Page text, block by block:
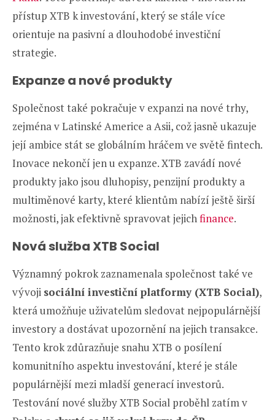
přístup XTB k investování, který se stále více
orientuje na pasivní a dlouhodobé investiční
strategie.
Expanze a nové produkty
Společnost také pokračuje v expanzi na nové trhy,
zejména v Latinské Americe a Asii, což jasně ukazuje
její ambice stát se globálním hráčem ve světě fintech.
Inovace nekončí jen u expanze. XTB zavádí nové
produkty jako jsou dluhopisy, penzijní produkty a
multiměnové karty, které klientům nabízí ještě širší
možnosti, jak efektivně spravovat jejichfinance.
Nová služba XTB Social
Významný pokrok zaznamenala společnost také ve
vývoji sociální investiční platformy (XTB Social),
která umožňuje uživatelům sledovat nejpopulárnější
investory a dostávat upozornění na jejich transakce.
Tento krok zdůrazňuje snahu XTB o posílení
komunitního aspektu investování, které je stále
populárnější mezi mladší generací investorů.
Testování nové služby XTB Social proběhl zatím v